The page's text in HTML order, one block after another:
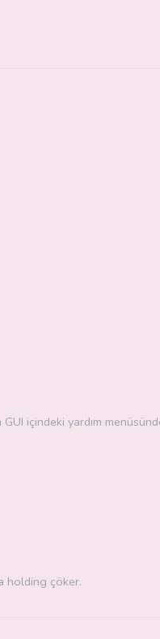
içindeki yardım
holding çöker.